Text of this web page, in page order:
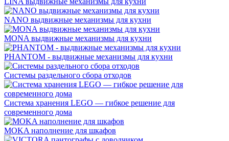
NANO выдвижные механизмы для кухни
MONA выдвижные механизмы для кухни
PHANTOM - выдвижные механизмы для кухни
Системы раздельного сбора отходов
Система хранения LEGO — гибкое решение для
современного дома
MOKA наполнение для шкафов